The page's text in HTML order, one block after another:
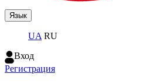
Язык
UA RU
Вход
Регистрация